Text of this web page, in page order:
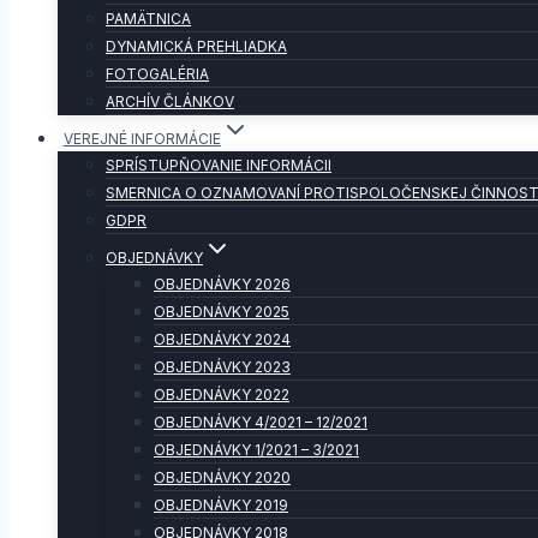
PAMÄTNICA
DYNAMICKÁ PREHLIADKA
FOTOGALÉRIA
ARCHÍV ČLÁNKOV
VEREJNÉ INFORMÁCIE
SPRÍSTUPŇOVANIE INFORMÁCII
SMERNICA O OZNAMOVANÍ PROTISPOLOČENSKEJ
GDPR
OBJEDNÁVKY
OBJEDNÁVKY 2026
OBJEDNÁVKY 2025
OBJEDNÁVKY 2024
OBJEDNÁVKY 2023
OBJEDNÁVKY 2022
OBJEDNÁVKY 4/2021 – 12/2021
OBJEDNÁVKY 1/2021 – 3/2021
OBJEDNÁVKY 2020
OBJEDNÁVKY 2019
OBJEDNÁVKY 2018